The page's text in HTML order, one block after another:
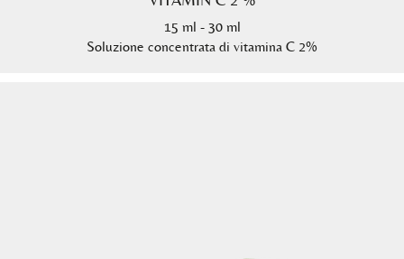
15 ml - 30 ml
Soluzione concentrata di vitamina C 2%